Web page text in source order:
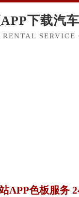
SERVICE
下载汽车
APP色板服务